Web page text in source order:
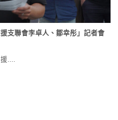
支聯會李卓人、鄒幸彤」記者會
....